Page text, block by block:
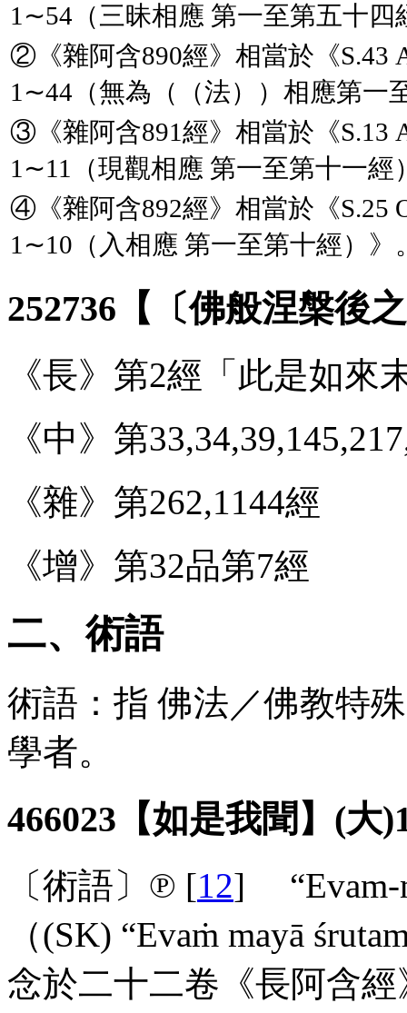
1∼54（三昧相應 第一至第五十四
②《雜阿含890經》相當於《S.43
1∼44（無為（（法））相應第一
③《雜阿含891經》相當於《S.13
1∼11（現觀相應 第一至第十一經
④《雜阿含892經》相當於《S.25
1∼10（入相應 第一至第十經）》
252736【〔佛般涅槃後
《長》第2經「此是如來
《中》第
《雜》第262,1144經
《增》第32品第7經
二、術語
術語：指 佛法／佛教特
學者。
466023【如是我聞】(大
〔術語〕℗ [12] “Evam-
（(SK) “Evaṁ mayā
念於二十二卷《長阿含